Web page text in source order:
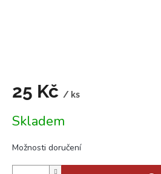
25 Kč / ks
cena:
Skladem
Možnosti doručení